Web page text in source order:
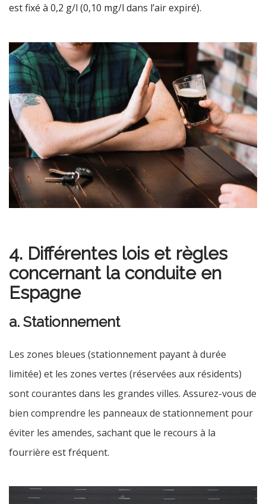
est fixé à 0,2 g/l (0,10 mg/l dans l’air expiré).
4. Différentes lois et règles
concernant la conduite en
Espagne
a. Stationnement
Les zones bleues (stationnement payant à durée
limitée) et les zones vertes (réservées aux résidents)
sont courantes dans les grandes villes. Assurez-vous de
bien comprendre les panneaux de stationnement pour
éviter les amendes, sachant que le recours à la
fourrière est fréquent.